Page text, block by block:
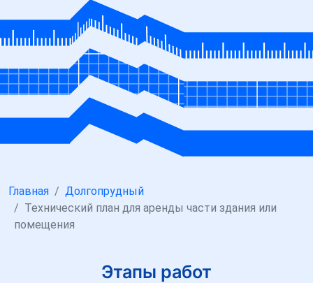
Главная
Долгопрудный
Технический план для аренды части здания или
помещения
Этапы работ